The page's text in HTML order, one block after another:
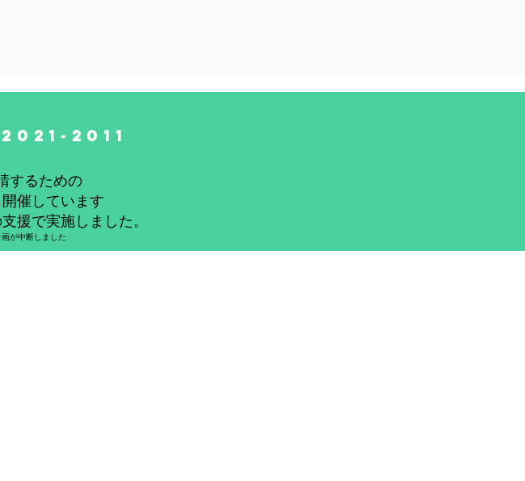
2021-2011
するための
催しています
援で実施しました。
が中断しました